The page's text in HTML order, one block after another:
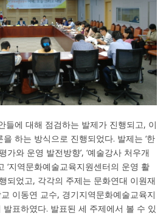
들에 대해 점검하는 발제가 진행되고, 이
하는 방식으로 진행되었다. 발제는 ‘한
가와 운영 발전방향’, ‘예술강사 처우개
‘지역문화예술교육지원센터의 운영 활
되었고, 각각의 주제는 문화연대 이원재
이동연 교수, 경기지역문화예술교육지
표하였다. 발표된 세 주제에서 볼 수 있